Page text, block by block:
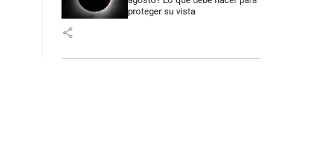
proteger su vista
share